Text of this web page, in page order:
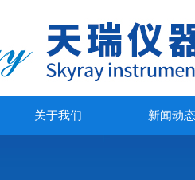
关于我们 新闻动态